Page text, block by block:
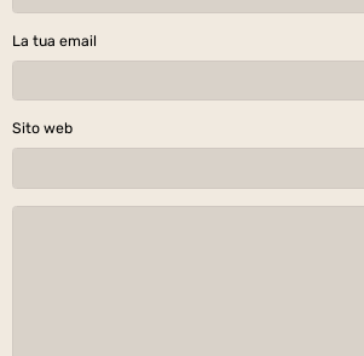
La tua email
Sito web